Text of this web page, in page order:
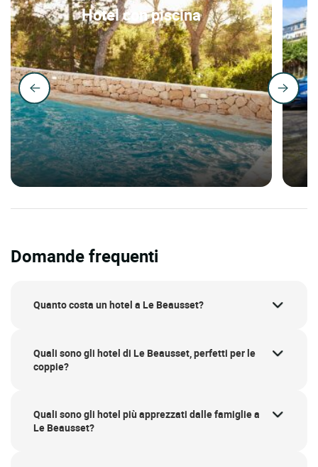
Hotel con piscina
Domande frequenti
Quanto costa un hotel a Le Beausset?
Quali sono gli hotel di Le Beausset, perfetti per le
coppie?
Quali sono gli hotel più apprezzati dalle famiglie a
Le Beausset?